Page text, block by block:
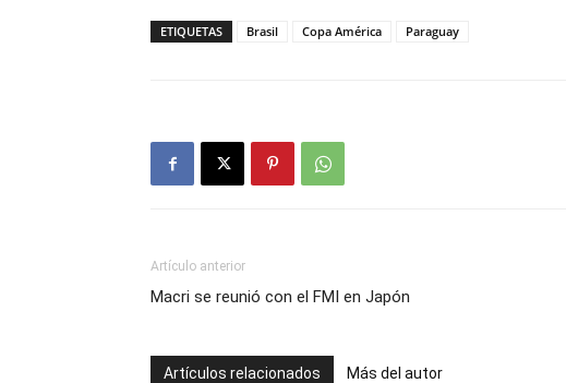
ETIQUETAS Brasil Copa América Paraguay
Artículo anterior
Macri se reunió con el FMI en Japón
Artículos relacionados Más del autor